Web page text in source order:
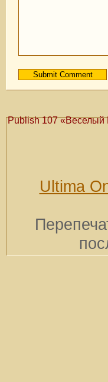
Publish 107 «Веселый
Ultima